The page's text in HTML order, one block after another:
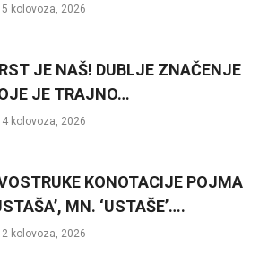
5 kolovoza, 2026
JE NAŠ! DUBLJE ZNAČENJE
JE TRAJNO…
4 kolovoza, 2026
KONOTACIJE POJMA
MN. ‘USTAŠE’….
2 kolovoza, 2026